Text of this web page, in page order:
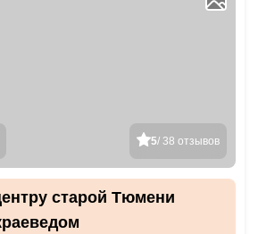
5/ 38 отзывов
старой Тюмени